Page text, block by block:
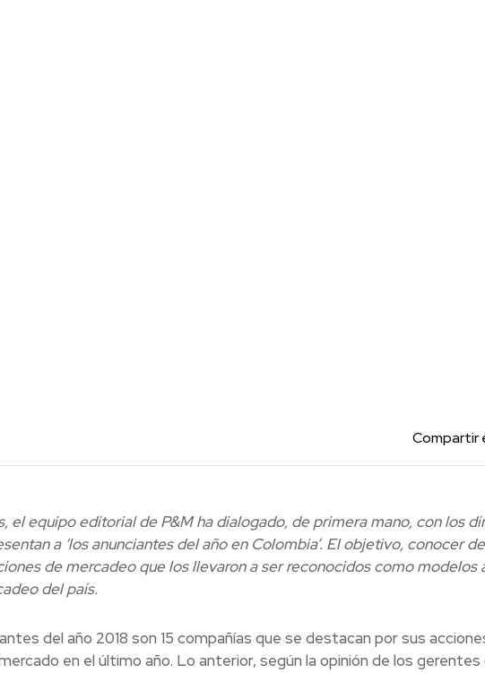
Compartir
el equipo editorial de P&M ha dialogado, de primera mano, con los
a ‘los anunciantes del año en Colombia’. El objetivo, conocer
de mercadeo que los llevaron a ser reconocidos como modelos
del país.
del año 2018 son 15 compañías que se destacan por sus
en el último año. Lo anterior, según la opinión de los gerentes